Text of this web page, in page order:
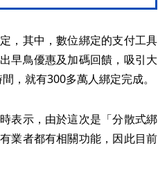
，其中，數位綁定的支付工具
早鳥優惠及加碼回饋，吸引大
，就有300多萬人綁定完成。
表示，由於這次是「分散式綁
業者都有相關功能，因此目前